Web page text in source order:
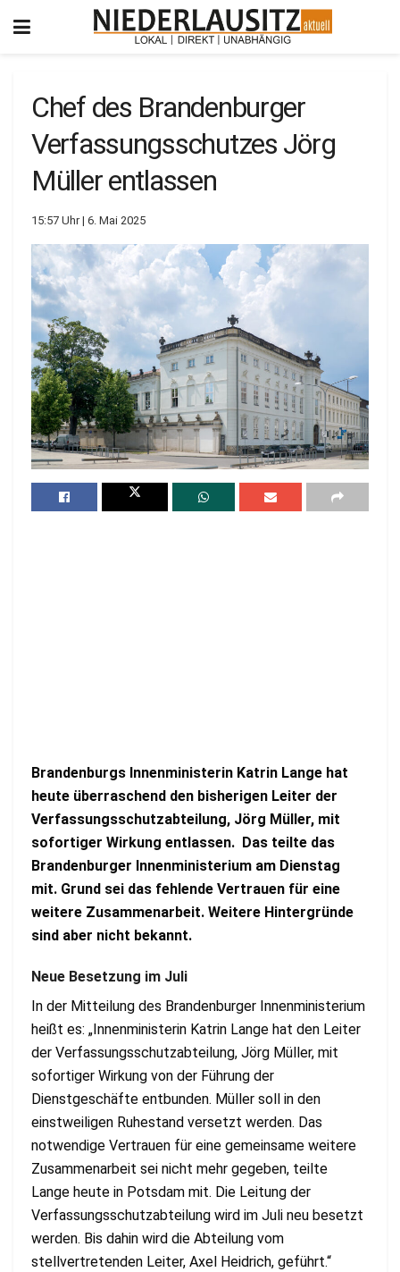
Chef des Brandenburger
Verfassungsschutzes Jörg
Müller entlassen
15:57 Uhr | 6. Mai 2025
Brandenburgs Innenministerin Katrin Lange hat
heute überraschend den bisherigen Leiter der
Verfassungsschutzabteilung, Jörg Müller, mit
sofortiger Wirkung entlassen. Das teilte das
Brandenburger Innenministerium am Dienstag
mit. Grund sei das fehlende Vertrauen für eine
weitere Zusammenarbeit. Weitere Hintergründe
sind aber nicht bekannt.
Neue Besetzung im Juli
In der Mitteilung des Brandenburger Innenministerium
heißt es: „Innenministerin Katrin Lange hat den Leiter
der Verfassungsschutzabteilung, Jörg Müller, mit
sofortiger Wirkung von der Führung der
Dienstgeschäfte entbunden. Müller soll in den
einstweiligen Ruhestand versetzt werden. Das
notwendige Vertrauen für eine gemeinsame weitere
Zusammenarbeit sei nicht mehr gegeben, teilte
Lange heute in Potsdam mit. Die Leitung der
Verfassungsschutzabteilung wird im Juli neu besetzt
werden. Bis dahin wird die Abteilung vom
stellvertretenden Leiter, Axel Heidrich, geführt.“